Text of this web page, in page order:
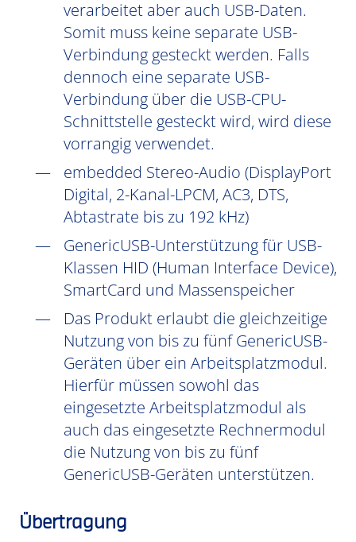
verarbeitet aber auch USB-Daten.
Somit muss keine separate USB-
Verbindung gesteckt werden. Falls
dennoch eine separate USB-
Verbindung über die USB-CPU-
Schnittstelle gesteckt wird, wird diese
vorrangig verwendet.
embedded Stereo-Audio (DisplayPort
Digital, 2-Kanal-LPCM, AC3, DTS,
Abtastrate bis zu 192 kHz)
GenericUSB-Unterstützung für USB-
Klassen HID (Human Interface Device),
SmartCard und Massenspeicher
Das Produkt erlaubt die gleichzeitige
Nutzung von bis zu fünf GenericUSB-
Geräten über ein Arbeitsplatzmodul.
Hierfür müssen sowohl das
eingesetzte Arbeitsplatzmodul als
auch das eingesetzte Rechnermodul
die Nutzung von bis zu fünf
GenericUSB-Geräten unterstützen.
Übertragung